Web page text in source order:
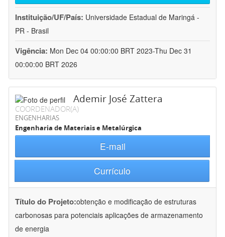
Instituição/UF/País: Universidade Estadual de Maringá -
PR - Brasil
Vigência: Mon Dec 04 00:00:00 BRT 2023-Thu Dec 31
00:00:00 BRT 2026
Ademir José Zattera
COORDENADOR(A)
ENGENHARIAS
Engenharia de Materiais e Metalúrgica
E-mail
Currículo
Título do Projeto:obtenção e modificação de estruturas
carbonosas para potenciais aplicações de armazenamento
de energia